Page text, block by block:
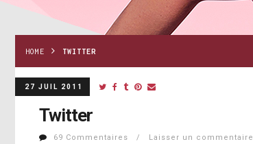
HOME TWITTER
27 JUIL 2011
Twitter
69 Commentaires / Laisser un commentaire